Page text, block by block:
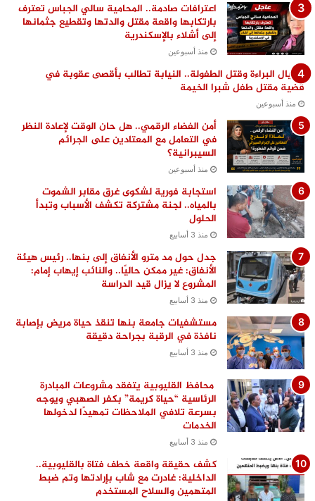
اعترافات صادمة.. المحامية سالي الجباس تعترف
بارتكابها واقعة مقتل والدتها وتقطيع جثمانها
إلى أشلاء بالإسكندرية
منذ أسبوعين
اغتيال البراءة وقتل الطفولة.. النيابة تطالب بأقصى عقوبة في
قضية مقتل طفل شبرا الخيمة
منذ أسبوعين
أمن الفضاء الرقمي.. هل حان الوقت لإعادة النظر
في التعامل مع المعتادين على الجرائم
السيبرانية؟
منذ أسبوعين
استجابة فورية لشكوى غرق مقابر الشموت
بالمياه.. لجنة مشتركة تكشف الأسباب وتبدأ
الحلول
منذ 3 أسابيع
جدل حول مد مترو الأنفاق إلى بنها.. رئيس هيئة
الأنفاق: غير ممكن حاليًا.. والنائب إيهاب إمام:
المشروع لا يزال قيد الدراسة
منذ 3 أسابيع
مستشفيات جامعة بنها تنقذ حياة مريض بإصابة
نافذة في الرقبة بجراحة دقيقة
منذ 3 أسابيع
محافظ القليوبية يتفقد مشروعات المبادرة
الرئاسية “حياة كريمة” بكفر الصهبي ويوجه
بسرعة تلافي الملاحظات تمهيدًا لدخولها
الخدمات
منذ 3 أسابيع
كشف حقيقة واقعة خطف فتاة بالقليوبية..
الداخلية: غادرت مع شاب بإرادتها وتم ضبط
المتهمين والسلاح المستخدم